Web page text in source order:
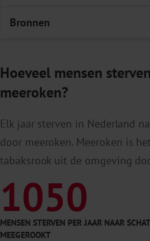
Bronnen
Hoeveel mensen
meeroken?
Elk jaar sterven in Nederland
door meeroken. Meeroken is
tabaksrook uit de omgeving
1050
MENSEN STERVEN PER JAAR NAAR
MEEGEROOKT